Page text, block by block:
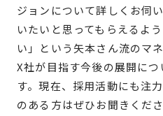
ジョンについて詳しくお伺
いたいと思ってもらえるよ
い」という矢本さん流のマ
X社が目指す今後の展開に
す。現在、採用活動にも注
のある方はぜひお聞きくださ